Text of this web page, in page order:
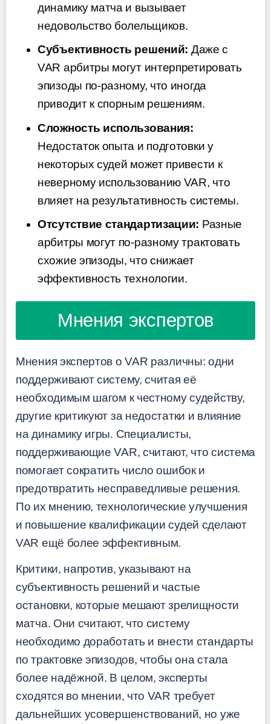
динамику матча и вызывает
недовольство болельщиков.
Субъективность решений: Даже с
VAR арбитры могут интерпретировать
эпизоды по-разному, что иногда
приводит к спорным решениям.
Сложность использования:
Недостаток опыта и подготовки у
некоторых судей может привести к
неверному использованию VAR, что
влияет на результативность системы.
Отсутствие стандартизации: Разные
арбитры могут по-разному трактовать
схожие эпизоды, что снижает
эффективность технологии.
Мнения экспертов
Мнения экспертов о VAR различны: одни
поддерживают систему, считая её
необходимым шагом к честному судейству,
другие критикуют за недостатки и влияние
на динамику игры. Специалисты,
поддерживающие VAR, считают, что система
помогает сократить число ошибок и
предотвратить несправедливые решения.
По их мнению, технологические улучшения
и повышение квалификации судей сделают
VAR ещё более эффективным.
Критики, напротив, указывают на
субъективность решений и частые
остановки, которые мешают зрелищности
матча. Они считают, что систему
необходимо доработать и внести стандарты
по трактовке эпизодов, чтобы она стала
более надёжной. В целом, эксперты
сходятся во мнении, что VAR требует
дальнейших усовершенствований, но уже